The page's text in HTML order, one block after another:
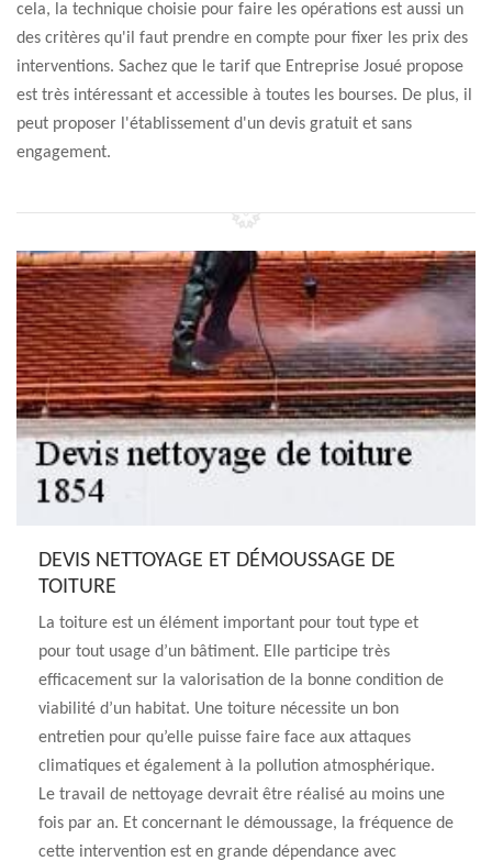
cela, la technique choisie pour faire les opérations est aussi un
des critères qu'il faut prendre en compte pour fixer les prix des
interventions. Sachez que le tarif que Entreprise Josué propose
est très intéressant et accessible à toutes les bourses. De plus, il
peut proposer l'établissement d'un devis gratuit et sans
engagement.
DEVIS NETTOYAGE ET DÉMOUSSAGE DE
TOITURE
La toiture est un élément important pour tout type et
pour tout usage d’un bâtiment. Elle participe très
efficacement sur la valorisation de la bonne condition de
viabilité d’un habitat. Une toiture nécessite un bon
entretien pour qu’elle puisse faire face aux attaques
climatiques et également à la pollution atmosphérique.
Le travail de nettoyage devrait être réalisé au moins une
fois par an. Et concernant le démoussage, la fréquence de
cette intervention est en grande dépendance avec